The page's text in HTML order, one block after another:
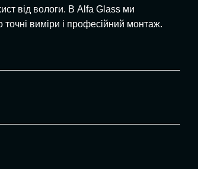
від вологи. В Alfa Glass ми
точні виміри і професійний монтаж.